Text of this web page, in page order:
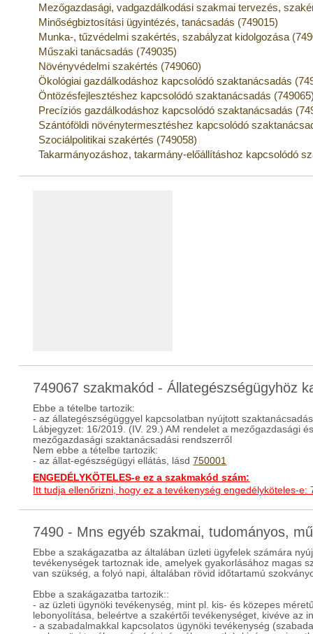
Mezőgazdasági, vadgazdálkodási szakmai tervezés,
Minőségbiztosítási ügyintézés, tanácsadás (749015)
Munka-, tűzvédelmi szakértés, szabályzat kidolgozása
Műszaki tanácsadás (749035)
Növényvédelmi szakértés (749060)
Ökológiai gazdálkodáshoz kapcsolódó szaktanácsadás
Öntözésfejlesztéshez kapcsolódó szaktanácsadás
Precíziós gazdálkodáshoz kapcsolódó szaktanácsadás
Szántóföldi növénytermesztéshez kapcsolódó
Szociálpolitikai szakértés (749058)
Takarmányozáshoz, takarmány-előállításhoz kapcsolódó
749067 szakmakód - Állategészségügyhöz
Ebbe a tételbe tartozik:
- az állategészségüggyel kapcsolatban nyújtott
Lábjegyzet: 16/2019. (IV. 29.) AM rendelet a mezőgazdasági
mezőgazdasági szaktanácsadási rendszerről
Nem ebbe a tételbe tartozik:
- az állat-egészségügyi ellátás, lásd750001
ENGEDÉLYKÖTELES-e ez a szakmakód szám:
Itt tudja ellenőrizni, hogy ez a tevékenység engedélyköteles-e:
7490 - Mns egyéb szakmai, tudományos,
Ebbe a szakágazatba az általában üzleti ügyfelek számára
tevékenységek tartoznak ide, amelyek gyakorlásához magas
van szükség, a folyó napi, általában rövid időtartamú
Ebbe a szakágazatba tartozik::
- az üzleti ügynöki tevékenység, mint pl. kis- és közepes
lebonyolítása, beleértve a szakértői tevékenységet, kivéve az
- a szabadalmakkal kapcsolatos ügynöki tevékenység